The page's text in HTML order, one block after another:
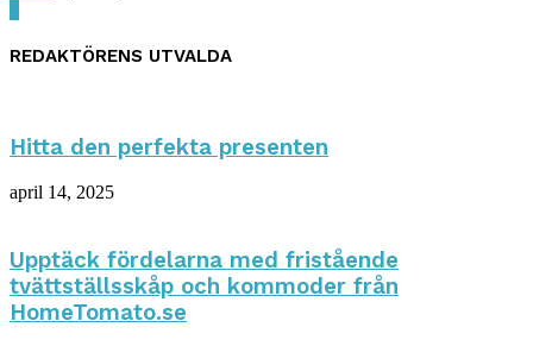
REDAKTÖRENS UTVALDA
Hitta den perfekta presenten
april 14, 2025
Upptäck fördelarna med fristående
tvättställsskåp och kommoder från
HomeTomato.se